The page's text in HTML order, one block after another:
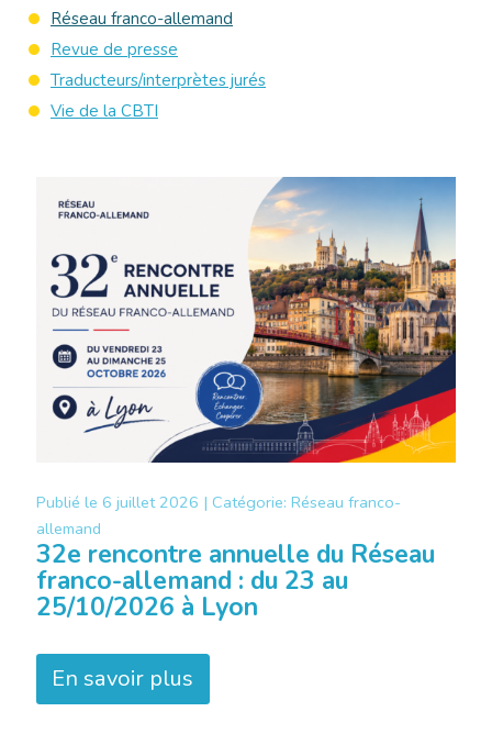
Publié le 6 juillet 2026 | Catégorie: Réseau franco-
allemand
32e rencontre annuelle du Réseau
franco-allemand : du 23 au
25/10/2026 à Lyon
En savoir plus
Réseau franco-allemand
Revue de presse
Traducteurs/interprètes jurés
Vie de la CBTI